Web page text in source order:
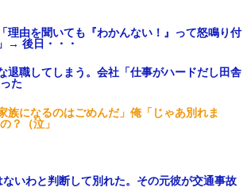
理由を聞いても『わかんない！』って怒鳴り付
→ 後日・・・
退職してしまう。会社「仕事がハードだし田舎
た
族になるのはごめんだ」俺「じゃあ別れま
？（泣」
いわと判断して別れた。その元彼が交通事故